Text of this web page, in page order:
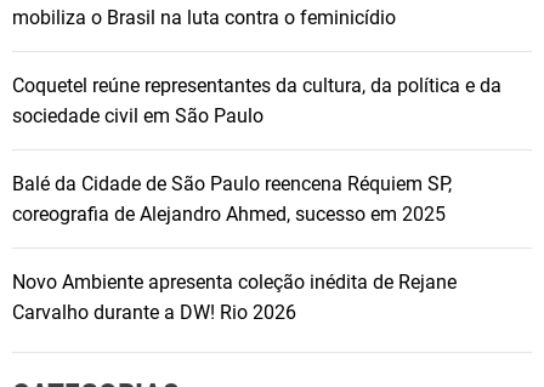
mobiliza o Brasil na luta contra o feminicídio
Coquetel reúne representantes da cultura, da política e da
sociedade civil em São Paulo
Balé da Cidade de São Paulo reencena Réquiem SP,
coreografia de Alejandro Ahmed, sucesso em 2025
Novo Ambiente apresenta coleção inédita de Rejane
Carvalho durante a DW! Rio 2026